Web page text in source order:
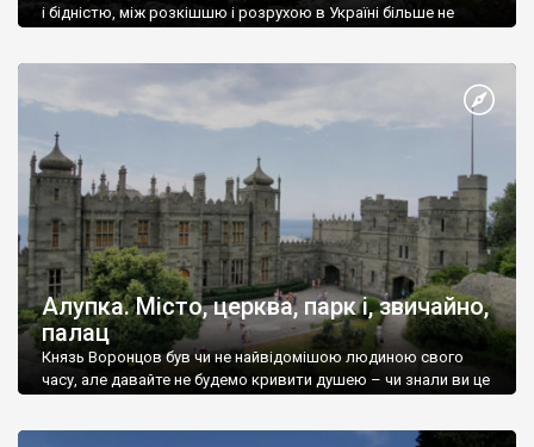
і бідністю, між розкішшю і розрухою в Україні більше не
Алупка. Місто, церква, парк і, звичайно,
палац
Князь Воронцов був чи не найвідомішою людиною свого
часу, але давайте не будемо кривити душею – чи знали ви це